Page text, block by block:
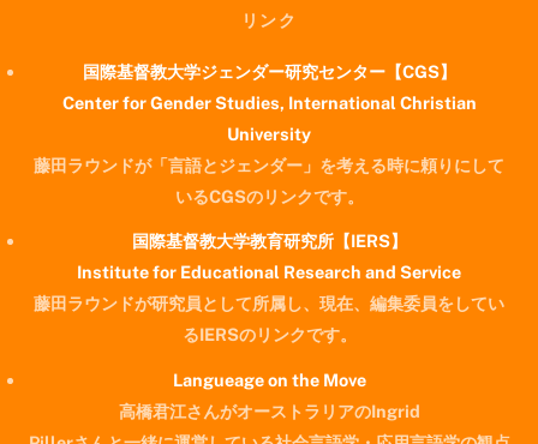
リンク
国際基督教大学ジェンダー研究センター【CGS】
Center for Gender Studies, International Christian
University
藤田ラウンドが「言語とジェンダー」を考える時に頼りにして
いるCGSのリンクです。
国際基督教大学教育研究所【IERS】
Institute for Educational Research and Service
藤田ラウンドが研究員として所属し、現在、編集委員をしてい
るIERSのリンクです。
Langueage on the Move
高橋君江さんがオーストラリアのIngrid